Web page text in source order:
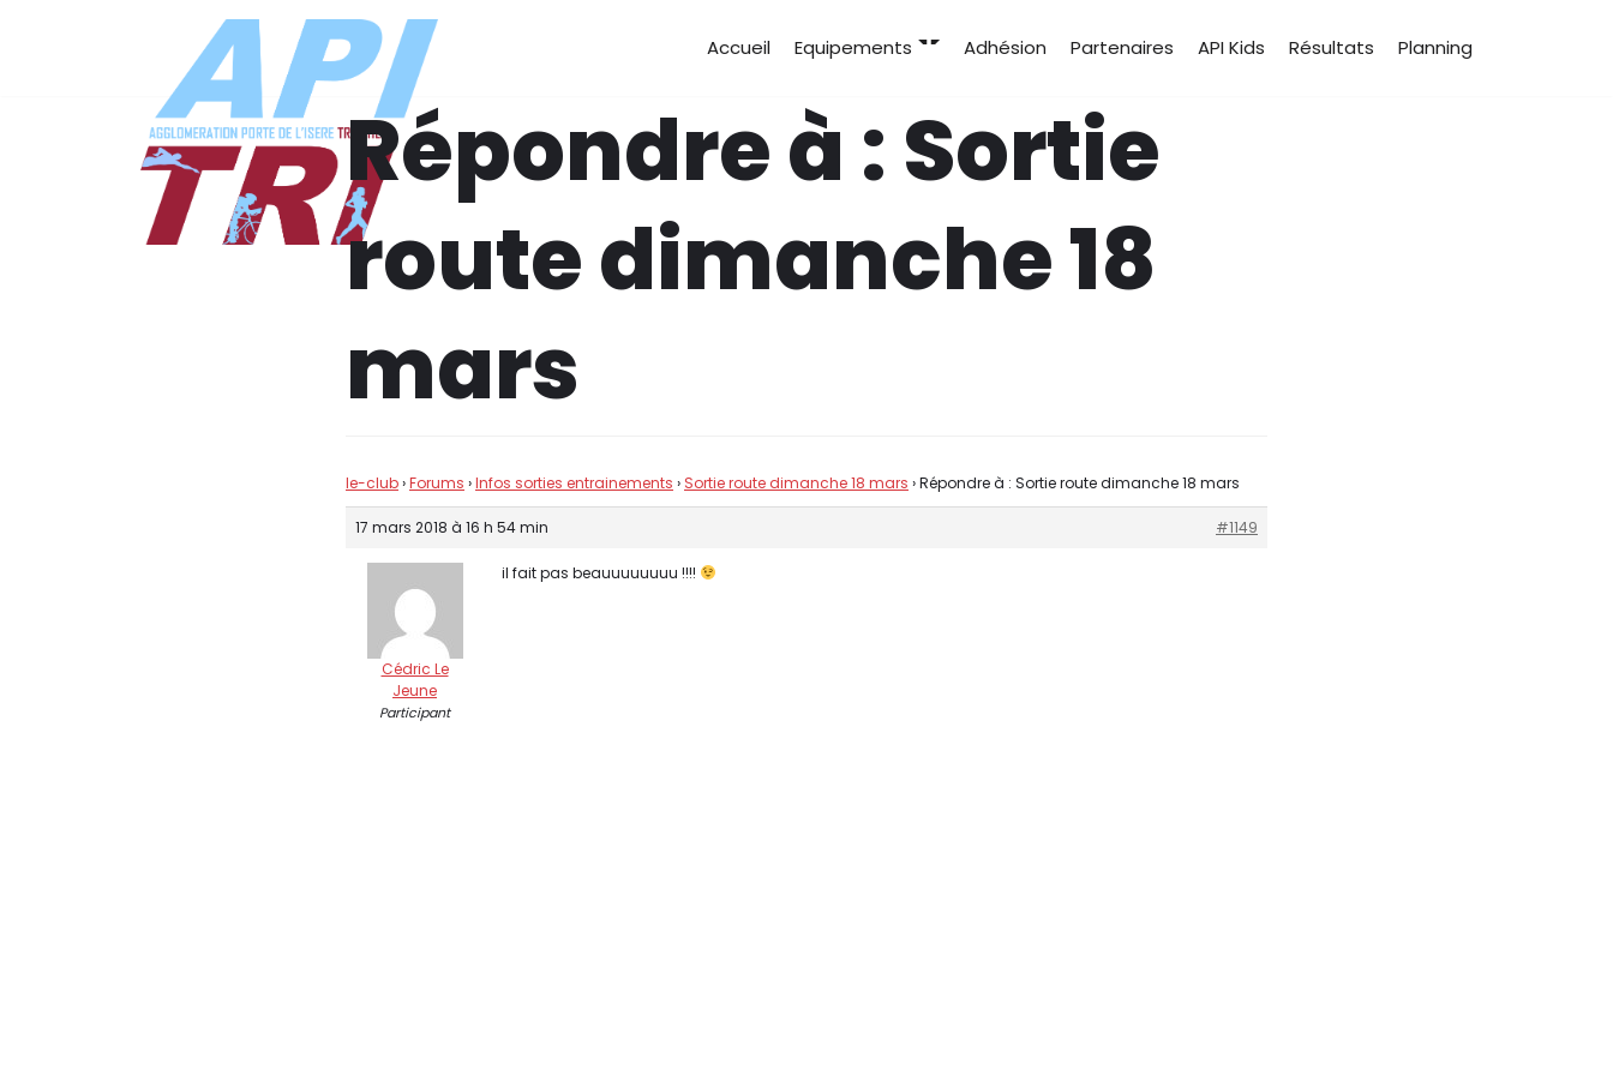
Accueil Equipements Adhésion Partenaires API Kids Résultats Planning
Répondre à : Sortie
route dimanche 18
mars
le-club›Forums ›Infos sorties entrainements › Sortie route dimanche 18 mars ›Répondre à : Sortie route dimanche 18 mars
17 mars 2018 à 16 h 54 min #1149
Cédric Le
Jeune
Participant
il fait pas beauuuuuuuu !!!!